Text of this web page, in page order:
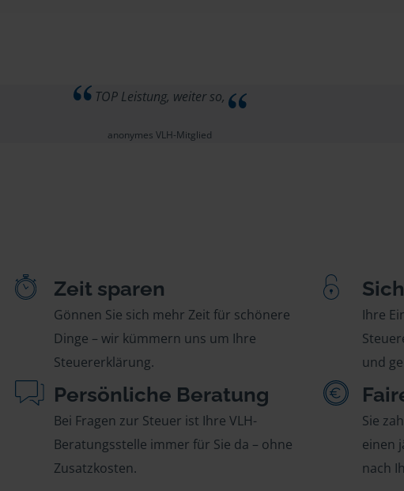
TOP Leistung, weiter so,
anonymes VLH-Mitglied
Zeit sparen
Gönnen Sie sich mehr Zeit für schönere
Dinge – wir kümmern uns um Ihre
Steuererklärung.
Ihre
und
Persönliche Beratung
Bei Fragen zur Steuer ist Ihre VLH-
Beratungsstelle immer für Sie da – ohne
Zusatzkosten.
Sie
einen
nach